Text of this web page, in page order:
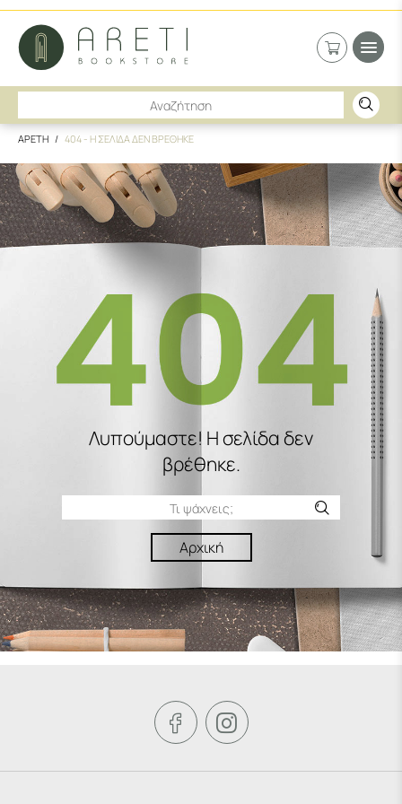
ΑΡΕΤΗ 404 - Η ΣΕΛΙΔΑ ΔΕΝ ΒΡΕΘΗΚΕ
Λυπούμαστε! H σελίδα δεν
βρέθηκε.
Αρχική
 